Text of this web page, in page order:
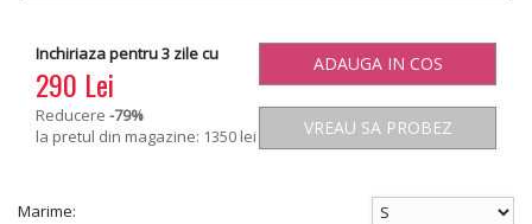
Inchiriaza pentru 3 zile cu
290 Lei
Reducere -79%
la pretul din magazine: 1350 lei
ADAUGA IN COS
VREAU SA PROBEZ
Marime: